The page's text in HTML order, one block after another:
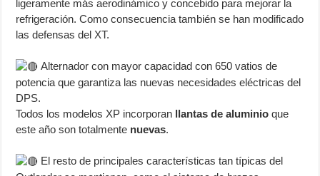
ligeramente más aerodinámico y concebido para mejorar la
refrigeración. Como consecuencia también se han modificado
las defensas del XT.
Alternador con mayor capacidad con 650 vatios de
potencia que garantiza las nuevas necesidades eléctricas del
DPS.
Todos los modelos XP incorporan llantas de aluminio que
este año son totalmente nuevas.
El resto de principales características tan típicas del